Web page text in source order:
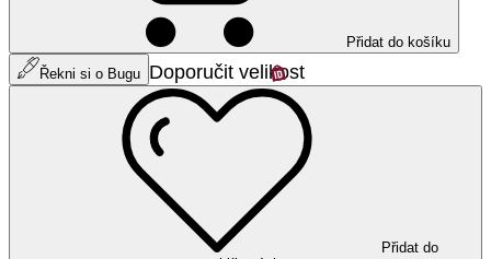
Přidat do košíku
Řekni si o Bugu Doporučit velikost
Přidat do